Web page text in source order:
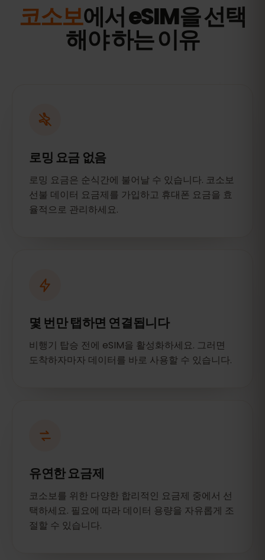
코소보에서 eSIM을 선택
해야 하는 이유
로밍 요금 없음
로밍 요금은 순식간에 불어날 수 있습니다. 코소보
선불 데이터 요금제를 가입하고 휴대폰 요금을 효
율적으로 관리하세요.
몇 번만 탭하면 연결됩니다
비행기 탑승 전에 eSIM을 활성화하세요. 그러면
도착하자마자 데이터를 바로 사용할 수 있습니다.
유연한 요금제
코소보를 위한 다양한 합리적인 요금제 중에서 선
택하세요. 필요에 따라 데이터 용량을 자유롭게 조
절할 수 있습니다.